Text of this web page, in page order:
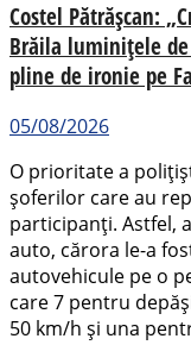
Costel Pătrășcan:
Brăila luminițele de
pline de ironie pe
05/08/2026
O prioritate a
șoferilor care au
participanți. Astfel,
auto, cărora le-a
autovehicule pe o
care 7 pentru
50 km/h și una